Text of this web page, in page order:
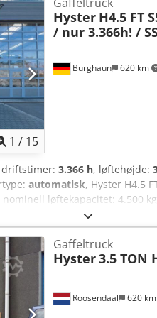
1 / 15
Burghaun 620 km
Gaffeltruck
Hyster H4.5 FT
/ nur 3.366h! /
driftstimer: 3.366 h, løftehøjde:
automatisk, Hyster H4.5
løftekapacitet: 4.500
kW/75 hk], DuraMatch-
leasing- eller
på vores hjemmeside. Der
Ss Altock = Yderligere
information.
Roosendaal 620 km
Gaffeltruck
Hyster3.5 TON